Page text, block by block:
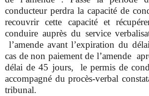
conducteur perdra la capacité de
recouvrir cette capacité et
conduire auprès du service
l’amende avant l’expiration du
cas de non paiement de l’amende
délai de 45 jours, le permis de
accompagné du procès-verbal
tribunal.